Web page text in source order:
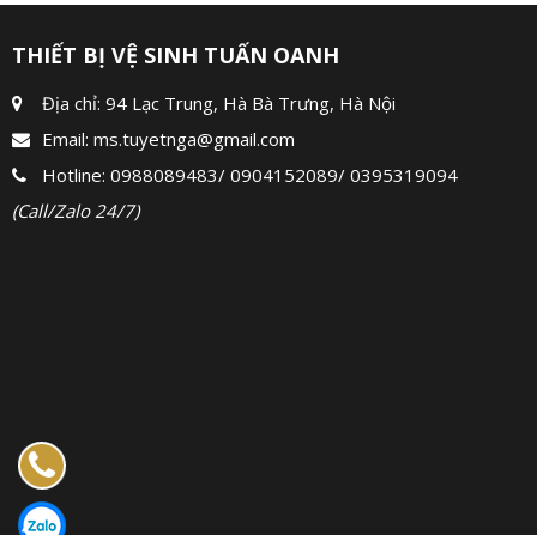
THIẾT BỊ VỆ SINH TUẤN OANH
Địa chỉ: 94 Lạc Trung, Hà Bà Trưng, Hà Nội
Email: ms.tuyetnga@gmail.com
Hotline: 0988089483/ 0904152089/ 0395319094
(Call/Zalo 24/7)